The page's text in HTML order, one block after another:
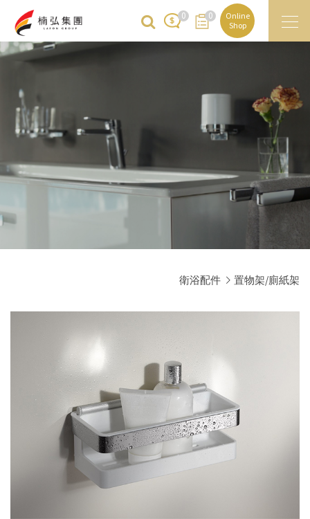
0 0
Online
Shop
衛浴配件 置物架/廁紙架